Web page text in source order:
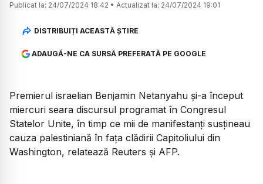
Publicat la: 24/07/2024 18:42 • Actualizat la: 24/07/2024 19:01
DISTRIBUIȚI ACEASTĂ ȘTIRE
ADAUGĂ-NE CA SURSĂ PREFERATĂ PE GOOGLE
Premierul israelian Benjamin Netanyahu şi-a început
miercuri seara discursul programat în Congresul
Statelor Unite, în timp ce mii de manifestanţi susţineau
cauza palestiniană în faţa clădirii Capitoliului din
Washington, relatează Reuters şi AFP.